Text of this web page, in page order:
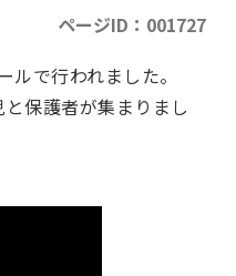
ページID：001727
で行われました。
保護者が集まりまし